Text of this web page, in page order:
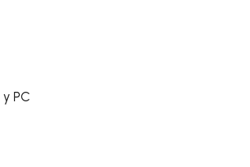
PC